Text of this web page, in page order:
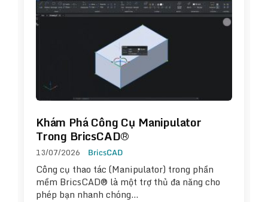
Khám Phá Công Cụ Manipulator
Trong BricsCAD®
13/07/2026 BricsCAD
Công cụ thao tác (Manipulator) trong phần
mềm BricsCAD® là một trợ thủ đa năng cho
phép bạn nhanh chóng…